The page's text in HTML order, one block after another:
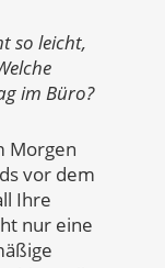
so leicht,
im Büro?
Morgen
vor dem
Ihre
nur eine